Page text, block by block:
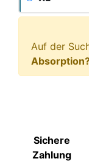
Auf der
Sichere
Zahlung